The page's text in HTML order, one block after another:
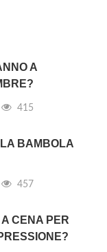
A
415
BAMBOLA
457
CENA PER